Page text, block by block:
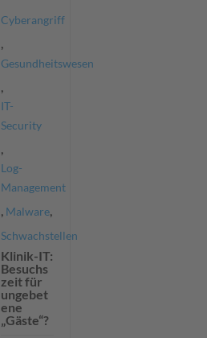
Cyberangriff
,
Gesundheitswesen
,
IT-
Security
,
Log-
Management
, Malware,
Schwachstellen
Klinik-IT:
Besuchs
zeit für
ungebet
ene
„Gäste“?